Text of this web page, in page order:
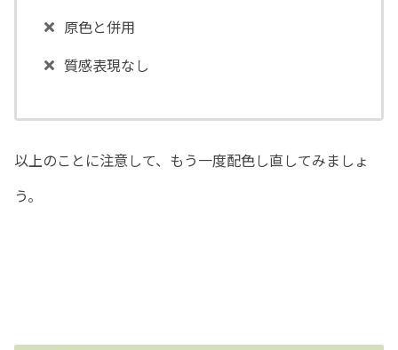
原色と併用
質感表現なし
以上のことに注意して、もう一度配色し直してみましょ
う。